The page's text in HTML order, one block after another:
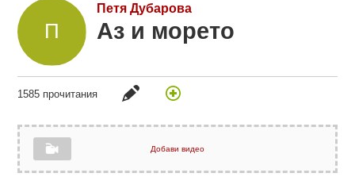
Петя Дубарова
Аз и морето
1585 прочитания
Добави видео